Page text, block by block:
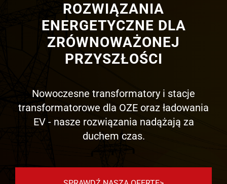
ROZWIĄZANIA
ENERGETYCZNE DLA
ZRÓWNOWAŻONEJ
PRZYSZŁOŚCI
Nowoczesne transformatory i stacje
transformatorowe dla OZE oraz ładowania
EV - nasze rozwiązania nadążają za
duchem czas.